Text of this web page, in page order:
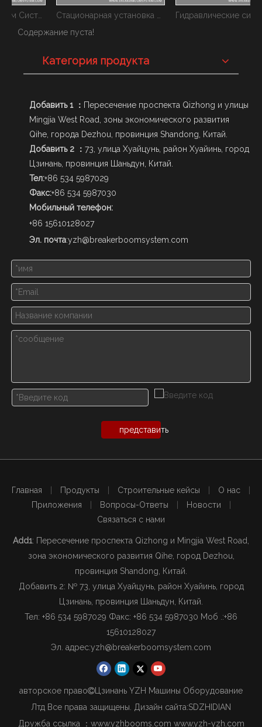
Стационарная установка для разрушения горных пород на штанге
Гидравлические системы выключателя штанги для гираторной дробилки
Содержание пуста!
Категория продукта
Добавить 1 ： Пересечение проспекта Qizhong и улицы
Mingjia West Road, зоны экономического развития
Qihe, города Dezhou, провинция Shandong, Китай.
Добавить 2 ： 73, улица Хуайцунь, район Хуайинь, город
Цзинань, провинция Шаньдун, Китай.
Тел:+86 534 5987029
Факс:+86 534 5987030
Мобильный телефон:
+86 15610128027
Эл. почта:yzh@breakerboomsystem.com
представить
Главная Продукты Строительные кейсы О нас
Приложения
Вопросы-Ответы Новости
Связаться с нами
Add1: Пересечение проспекта Qizhong и Mingjia West Road,
зона экономического развития Qihe, город Dezhou,
провинция Shandong, Китай.
Добавить 2: № 73, улица Хуайцунь, район Хуайинь, город
Цзинань, провинция Шаньдун, Китай.
Тел: +86 534 5987029 Факс: +86 534 5987030 Моб .:+86
15610128027
Эл. адрес:yzh@breakerboomsystem.com
авторское право Цзинань YZH Машины Оборудование
Лтд Все права защищены. Дизайн сайта:SDZHIDIAN
Дружба ссылка ： www.yzhbooms.com www.yzh-yzh.com